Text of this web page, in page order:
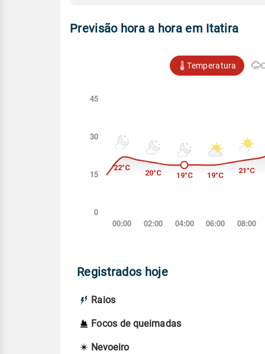
Previsão hora a hora em Itatira
Temperatura
Registrados hoje
Raios
Focos de queimadas
Nevoeiro